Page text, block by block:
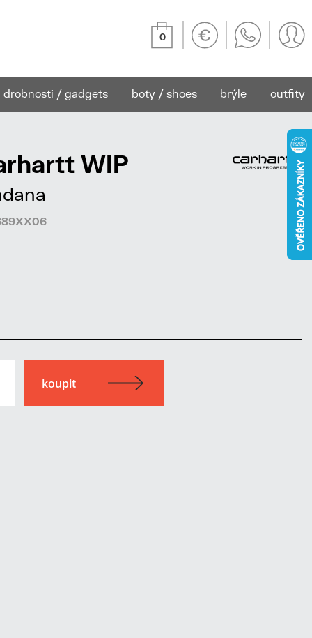
0
drobnosti / gadgets boty / shoes brýle outfity
WIP